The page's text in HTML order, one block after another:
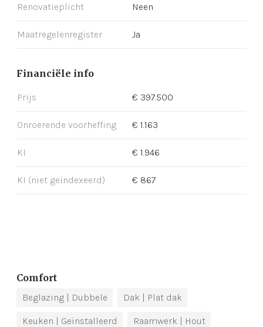
Renovatieplicht Neen
Maatregelenregister Ja
Financiële info
Prijs € 397.500
Onroerende voorheffing € 1.163
KI € 1.946
KI (niet geïndexeerd) € 867
Comfort
Beglazing | Dubbele Dak | Plat dak
Keuken | Geïnstalleerd Raamwerk | Hout